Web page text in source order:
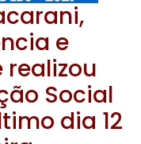
e
realizou
Social
dia 12